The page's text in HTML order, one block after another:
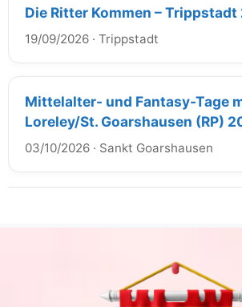
Die Ritter Kommen – Trippstadt
19/09/2026 · Trippstadt
Mittelalter- und Fantasy-Tage
Loreley/St. Goarshausen (RP)
03/10/2026 · Sankt Goarshausen